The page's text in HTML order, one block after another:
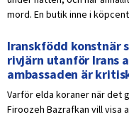
mord. En butik inne i
Iranskfödd konstnär
rivjärn utanför Irans
ambassaden är
Varför elda koraner när det
Firoozeh Bazrafkan vill visa